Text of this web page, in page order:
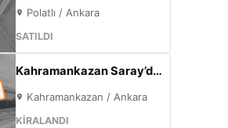
Polatlı / Ankara
SATILDI
Kahramankazan Saray’da Bulvar Cepheli 2600 m² Kiralık Fabrika | 400 KW Enerji | Ofisli Üretim Tesisi
Kahramankazan / Ankara
KİRALANDI